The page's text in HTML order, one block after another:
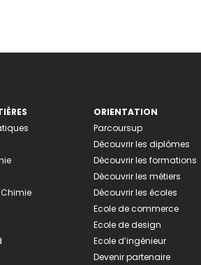
ORIENTATION
Parcoursup
Découvrir les diplômes
Découvrir les formations
Découvrir les métiers
Découvrir les écoles
Ecole de commerce
Ecole de design
Ecole d’ingénieur
Devenir partenaire